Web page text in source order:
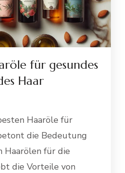
für gesundes
Haar
Haaröle für
die Bedeutung
Haarölen für die
die Vorteile von